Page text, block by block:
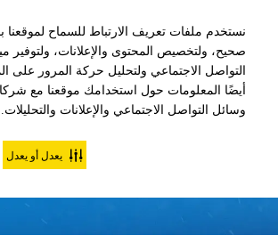
نستخدم ملفات تعريف الارتباط للسماح لموقعنا
صحيح، ولتخصيص المحتوى والإعلانات، ولتوفير
التواصل الاجتماعي ولتحليل حركة المرور على
أيضًا المعلومات حول استخدامك موقعنا مع
وسائل التواصل الاجتماعي والإعلانات والتحليلات.
يعدل أو يعدل
تناول الإفطار مع سانتا